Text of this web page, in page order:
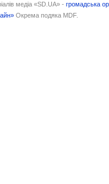
медіа «SD.UA» -громадська
Окрема подяка MDF.